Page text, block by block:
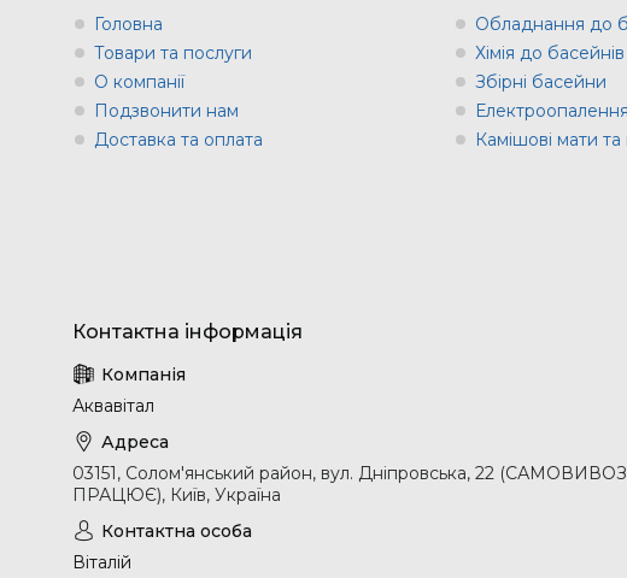
Головна
Товари та послуги
О компанії
Подзвонити нам
Доставка та оплата
Обладнання до
Хімія до басейнів
Збірні басейни
Електроопалення
Камішові мати та
Аквавітал
03151, Солом'янський район, вул. Дніпровська, 22
ПРАЦЮЄ), Київ, Україна
Віталій